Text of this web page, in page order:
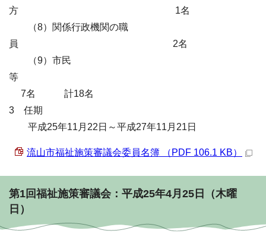
方 1名
（8）関係行政機関の職
員 2名
（9）市民
等
7名 計18名
3 任期
平成25年11月22日～平成27年11月21日
流山市福祉施策審議会委員名簿 （PDF 106.1 KB）
第1回福祉施策審議会：平成25年4月25日（木曜
日）